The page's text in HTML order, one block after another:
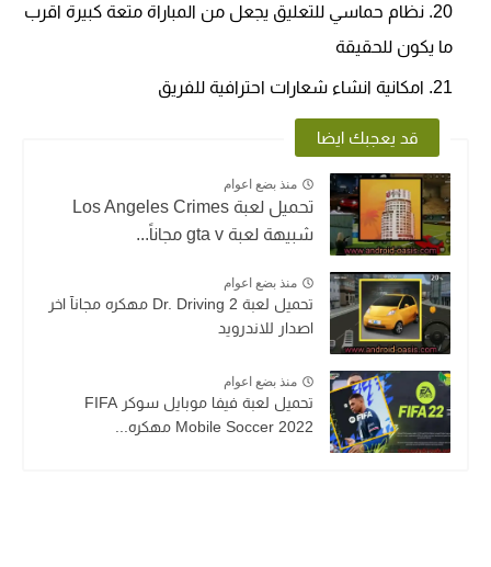
نظام حماسي للتعليق يجعل من المباراة متعة كبيرة اقرب
ما يكون للحقيقة
امكانية انشاء شعارات احترافية للفريق
قد يعجبك ايضا
منذ بضع اعوام
تحميل لعبة Los Angeles Crimes
شبيهة لعبة gta v مجاناً...
منذ بضع اعوام
تحميل لعبة Dr. Driving 2 مهكره مجانآ اخر
اصدار للاندرويد
منذ بضع اعوام
تحميل لعبة فيفا موبايل سوكر FIFA
Mobile Soccer 2022 مهكره...